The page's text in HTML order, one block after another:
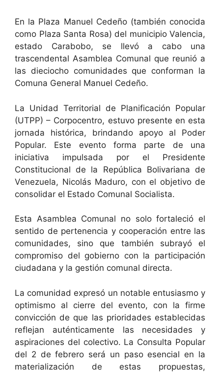
En la Plaza Manuel Cedeño (también conocida
como Plaza Santa Rosa) del municipio Valencia,
estado Carabobo, se llevó a cabo una
trascendental Asamblea Comunal que reunió a
las dieciocho comunidades que conforman la
Comuna General Manuel Cedeño.
La Unidad Territorial de Planificación Popular
(UTPP) – Corpocentro, estuvo presente en esta
jornada histórica, brindando apoyo al Poder
Popular. Este evento forma parte de una
iniciativa impulsada por el Presidente
Constitucional de la República Bolivariana de
Venezuela, Nicolás Maduro, con el objetivo de
consolidar el Estado Comunal Socialista.
Esta Asamblea Comunal no solo fortaleció el
sentido de pertenencia y cooperación entre las
comunidades, sino que también subrayó el
compromiso del gobierno con la participación
ciudadana y la gestión comunal directa.
La comunidad expresó un notable entusiasmo y
optimismo al cierre del evento, con la firme
convicción de que las prioridades establecidas
reflejan auténticamente las necesidades y
aspiraciones del colectivo. La Consulta Popular
del 2 de febrero será un paso esencial en la
materialización de estas propuestas,